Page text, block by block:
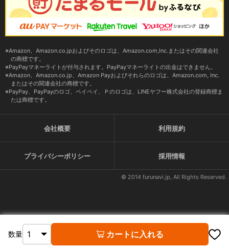
数量 カートに入れる
Amazon、Amazon.co.jpおよびそのロゴは、Amazon.com,Inc.またはその関連会社
の商標です。
PayPayマネーライトが付与されます。PayPayマネーライトの出金はできません。
Amazon、Amazon.co.jp、Amazon Payおよびそれらのロゴは、Amazon.com, Inc.
またはその関連会社の商標です。
PayPay、PayPayのロゴ、ペイペイ、Ｐのロゴは、LINEヤフー株式会社の登録商標ま
たは商標です。
会社概要 利用規約
プライバシーポリシー 採用情報
© 2014 furunavi.jp, All Rights Reserved.